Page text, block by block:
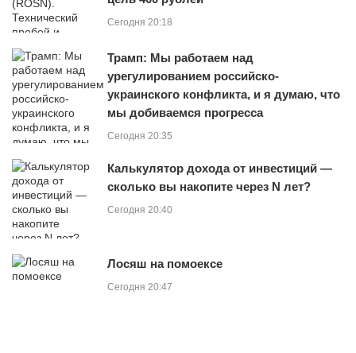
Сегодня 20:18
Трамп: Мы работаем над
урегулированием российско-
украинского конфликта, и я думаю, что
мы добиваемся прогресса
Сегодня 20:35
Калькулятор дохода от инвестиций —
сколько вы накопите через N лет?
Сегодня 20:40
Лосяш на помоексе
Сегодня 20:47